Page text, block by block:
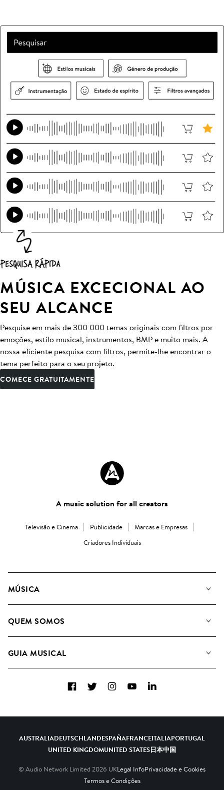
MÚSICA EXCECIONAL AO
SEU ALCANCE
Pesquise em mais de 300 000 temas originais com filtros por
emoções, estilo musical, instrumentos, BMP e muito mais. A
nossa eficiente pesquisa com filtros, permite-lhe encontrar o
tema perfeito para o seu projeto.
COMECE GRATUITAMENTE
A music solution for all creators
Televisão e Cinema Publicidade
Marcas e Empresas
Criadores Individuais
MÚSICA
Pesquisar
QUEM SOMOS
Como usamos a IA
GUIA MUSICAL
FacebookTwitterInstagramYouTubeLinkedIn
AUSTRALIADEUTSCHLANDESPAÑAFRANCEITALIAPORTUGAL
UNITED KINGDOMUNITED STATES日本中国
© Audio Network Limited 2026 UKLegal InfoPrivacidade e Cookies
Termos e Condições